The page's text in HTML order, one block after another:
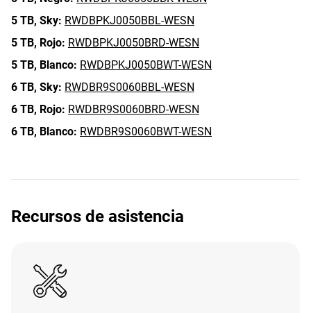
5 TB, Sky: RWDBPKJ0050BBL-WESN
5 TB, Rojo: RWDBPKJ0050BRD-WESN
5 TB, Blanco: RWDBPKJ0050BWT-WESN
6 TB, Sky: RWDBR9S0060BBL-WESN
6 TB, Rojo: RWDBR9S0060BRD-WESN
6 TB, Blanco: RWDBR9S0060BWT-WESN
Recursos de asistencia